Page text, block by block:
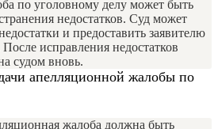
по уголовному делу может быть
недостатков. Суд может
и предоставить заявителю
исправления недостатков
судом вновь.
апелляционной жалобы по
жалоба должна быть